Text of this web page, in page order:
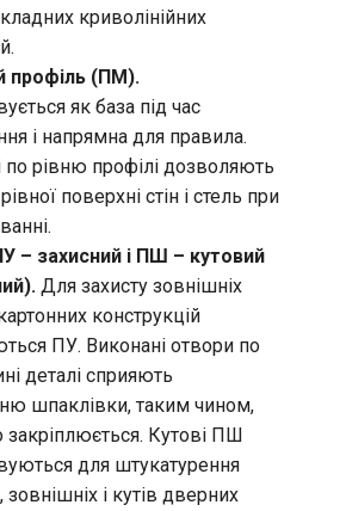
криволінійних
профіль (ПМ).
як база під час
і напрямна для правила.
по рівню профілі дозволяють
поверхні стін і стель при
– захисний і ПШ – кутовий
Для захисту зовнішніх
конструкцій
ПУ. Виконані отвори по
деталі сприяють
шпаклівки, таким чином,
закріплюється. Кутові ПШ
для штукатурення
зовнішніх і кутів дверних